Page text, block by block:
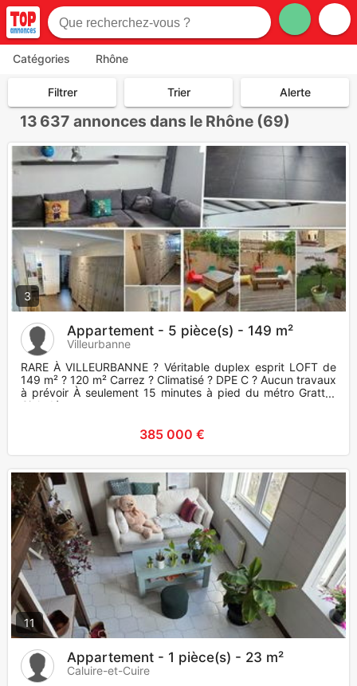
Catégories Rhône
Filtrer Trier Alerte
13 637 annonces dans le Rhône (69)
3
Appartement - 5 pièce(s) - 149 m²
Villeurbanne
RARE À VILLEURBANNE ? Véritable duplex esprit LOFT de
149 m² ? 120 m² Carrez ? Climatisé ? DPE C ? Aucun travaux
à prévoir À seulement 15 minutes à pied du métro Gratte-
Ciel, dé
385 000 €
11
Appartement - 1 pièce(s) - 23 m²
Caluire-et-Cuire